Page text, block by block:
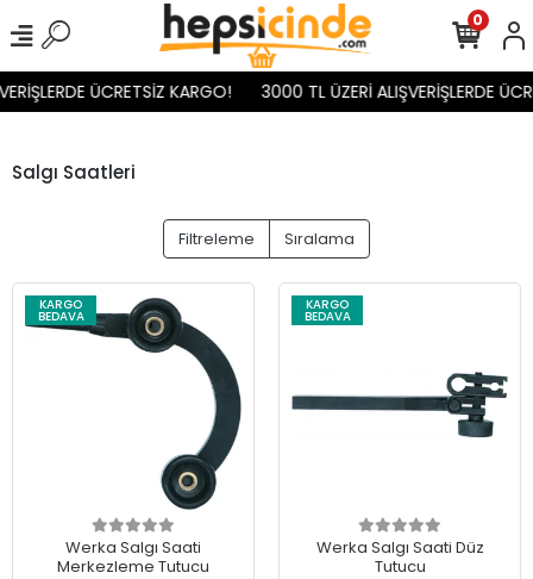
ÜCRETSİZ KARGO! 3000 TL ÜZERİ ALIŞVERİŞLERDE
0
Salgı Saatleri
Filtreleme Sıralama
KARGO
BEDAVA
Werka Salgı Saati
Merkezleme Tutucu
KARGO
BEDAVA
Werka Salgı Saati Düz
Tutucu